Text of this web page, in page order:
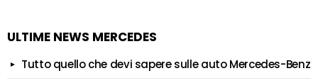
ULTIME NEWS MERCEDES
Tutto quello che devi sapere sulle auto Mercedes-Benz